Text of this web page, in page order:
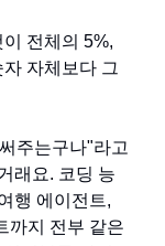
전체의 5%,
자체보다 그
주는구나"라고
래요. 코딩 능
행 에이전트,
까지 전부 같은